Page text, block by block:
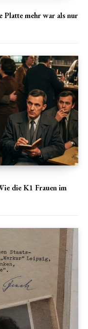
Platte mehr war als nur
die K1 Frauen im